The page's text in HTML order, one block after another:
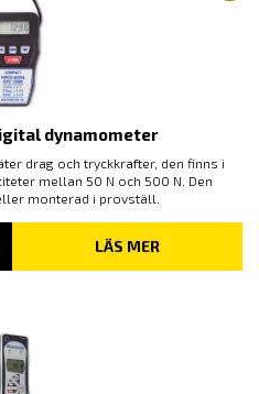
dynamometer
drag och tryckkrafter, den finns i
mellan 50 N och 500 N. Den
monterad i provställ.
LÄS MER